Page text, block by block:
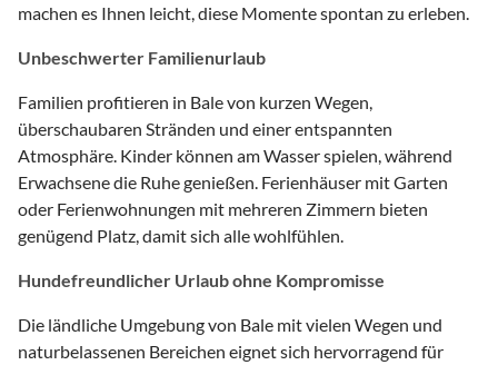
machen es Ihnen leicht, diese Momente spontan zu erleben.
Unbeschwerter Familienurlaub
Familien profitieren in Bale von kurzen Wegen,
überschaubaren Stränden und einer entspannten
Atmosphäre. Kinder können am Wasser spielen, während
Erwachsene die Ruhe genießen. Ferienhäuser mit Garten
oder Ferienwohnungen mit mehreren Zimmern bieten
genügend Platz, damit sich alle wohlfühlen.
Hundefreundlicher Urlaub ohne Kompromisse
Die ländliche Umgebung von Bale mit vielen Wegen und
naturbelassenen Bereichen eignet sich hervorragend für